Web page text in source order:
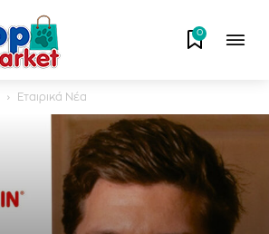
0
Εταιρικά Νέα